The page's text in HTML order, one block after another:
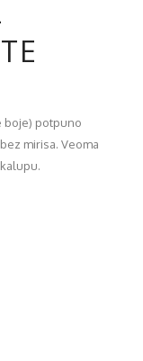
boje) potpuno
mirisa. Veoma